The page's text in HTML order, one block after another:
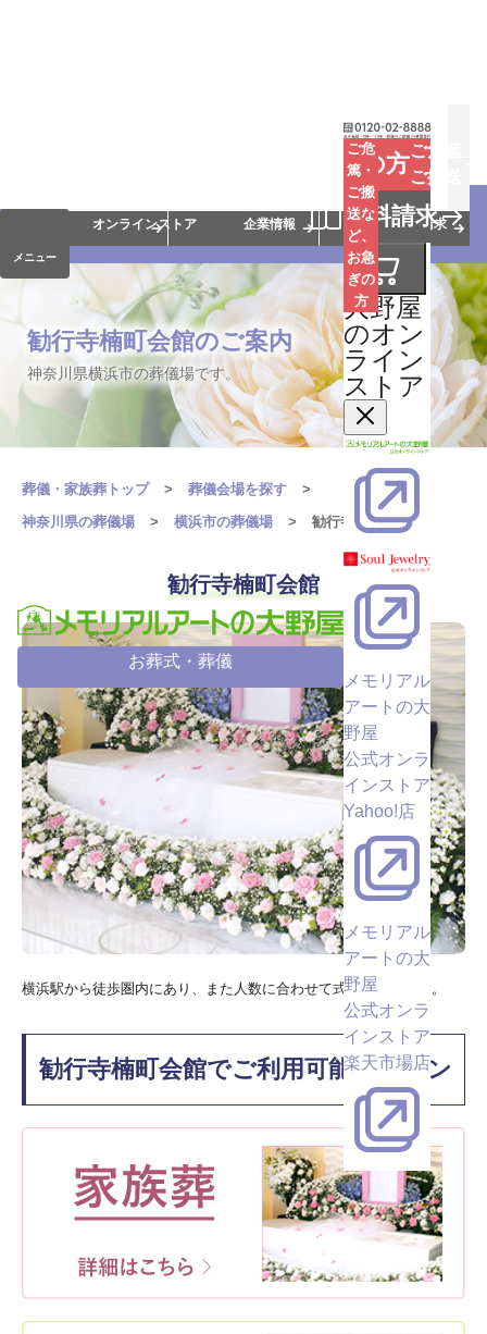
お葬式・葬儀
ご危
篤・
ご搬
送な
ど、
お急
ぎの
方
お急ぎの方ご危篤
ご搬送
資料請求
大野屋
のオン
ライン
ストア
メモリアル
アートの大
野屋
公式オンラ
インストア
Yahoo!店
メモリアル
アートの大
野屋
公式オンラ
インストア
楽天市場店
メニュー
お仏壇
会員サービス
オンラインストア
企業情報 資料請求
勧行寺楠町会館のご案内
神奈川県横浜市の葬儀場です。
葬儀・家族葬トップ
葬儀会場を探す
神奈川県の葬儀場
横浜市の葬儀場 勧行寺楠町会館
勧行寺楠町会館
横浜駅から徒歩圏内にあり、また人数に合わせて式場が選べます。
勧行寺楠町会館でご利用可能なプラン